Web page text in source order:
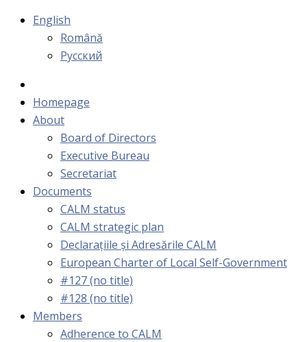
English
Română
Русский
Homepage
About
Board of Directors
Executive Bureau
Secretariat
Documents
CALM status
CALM strategic plan
Declarațiile și Adresările CALM
European Charter of Local Self-Government
#127 (no title)
#128 (no title)
Members
Adherence to CALM